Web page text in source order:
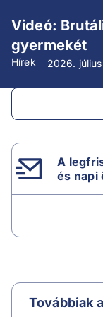
Videó:
gyermekét
Hírek 2026.
A
és napi
Továbbiak